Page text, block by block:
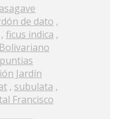
agave
de dato ,
, ficus indica ,
Jardín
, subulata ,
Francisco